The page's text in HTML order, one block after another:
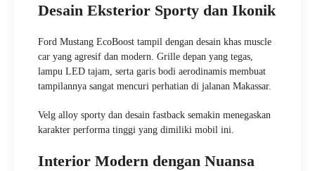
Desain Eksterior Sporty dan Ikonik
Ford Mustang EcoBoost tampil dengan desain khas muscle
car yang agresif dan modern. Grille depan yang tegas,
lampu LED tajam, serta garis bodi aerodinamis membuat
tampilannya sangat mencuri perhatian di jalanan Makassar.
Velg alloy sporty dan desain fastback semakin menegaskan
karakter performa tinggi yang dimiliki mobil ini.
Interior Modern dengan Nuansa